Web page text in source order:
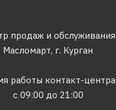
продаж и обслуживания
Масломарт, г. Курган
работы контакт-центра
с 09:00 до 21:00